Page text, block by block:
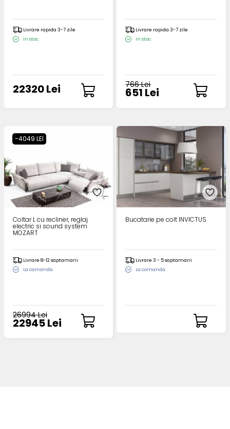
Livrare rapida 3-7 zile
In stoc
22320 Lei
Livrare rapida 3-7 zile
In stoc
766 Lei
651 Lei
-4049 LEI
Coltar L cu recliner, reglaj
electric si sound system
MOZART
Livrare 8-12 saptamani
La comanda
26994 Lei
22945 Lei
Bucatarie pe colt INVICTUS
Livrare 3 - 5 saptamani
La comanda